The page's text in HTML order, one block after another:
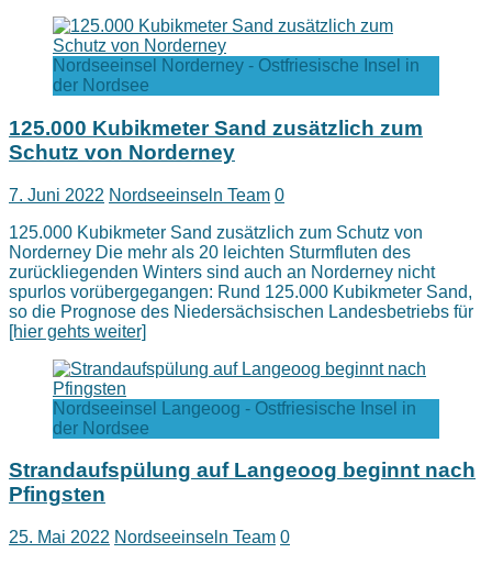
Nordseeinsel Norderney - Ostfriesische Insel in
der Nordsee
125.000 Kubikmeter Sand zusätzlich zum
Schutz von Norderney
7. Juni 2022 Nordseeinseln Team 0
125.000 Kubikmeter Sand zusätzlich zum Schutz von
Norderney Die mehr als 20 leichten Sturmfluten des
zurückliegenden Winters sind auch an Norderney nicht
spurlos vorübergegangen: Rund 125.000 Kubikmeter Sand,
so die Prognose des Niedersächsischen Landesbetriebs für
[hier gehts weiter]
Nordseeinsel Langeoog - Ostfriesische Insel in
der Nordsee
Strandaufspülung auf Langeoog beginnt nach
Pfingsten
25. Mai 2022 Nordseeinseln Team 0